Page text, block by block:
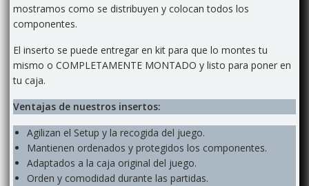
mostramos como se distribuyen y colocan todos los
componentes.
El inserto se puede entregar en kit para que lo montes tu
mismo o COMPLETAMENTE MONTADO y listo para poner en
tu caja.
Ventajas de nuestros insertos:
Agilizan el Setup y la recogida del juego.
Mantienen ordenados y protegidos los componentes.
Adaptados a la caja original del juego.
Orden y comodidad durante las partidas.